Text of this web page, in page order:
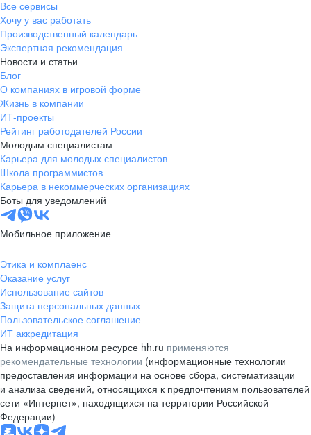
Все сервисы
Хочу у вас работать
Производственный календарь
Экспертная рекомендация
Новости и статьи
Блог
О компаниях в игровой форме
Жизнь в компании
ИТ-проекты
Рейтинг работодателей России
Молодым специалистам
Карьера для молодых специалистов
Школа программистов
Карьера в некоммерческих организациях
Боты для уведомлений
Мобильное приложение
Этика и комплаенс
Оказание услуг
Использование сайтов
Защита персональных данных
Пользовательское соглашение
ИТ аккредитация
На информационном ресурсе hh.ru применяются
рекомендательные технологии (информационные технологии
предоставления информации на основе сбора, систематизации
и анализа сведений, относящихся к предпочтениям пользователей
сети «Интернет», находящихся на территории Российской
Федерации)